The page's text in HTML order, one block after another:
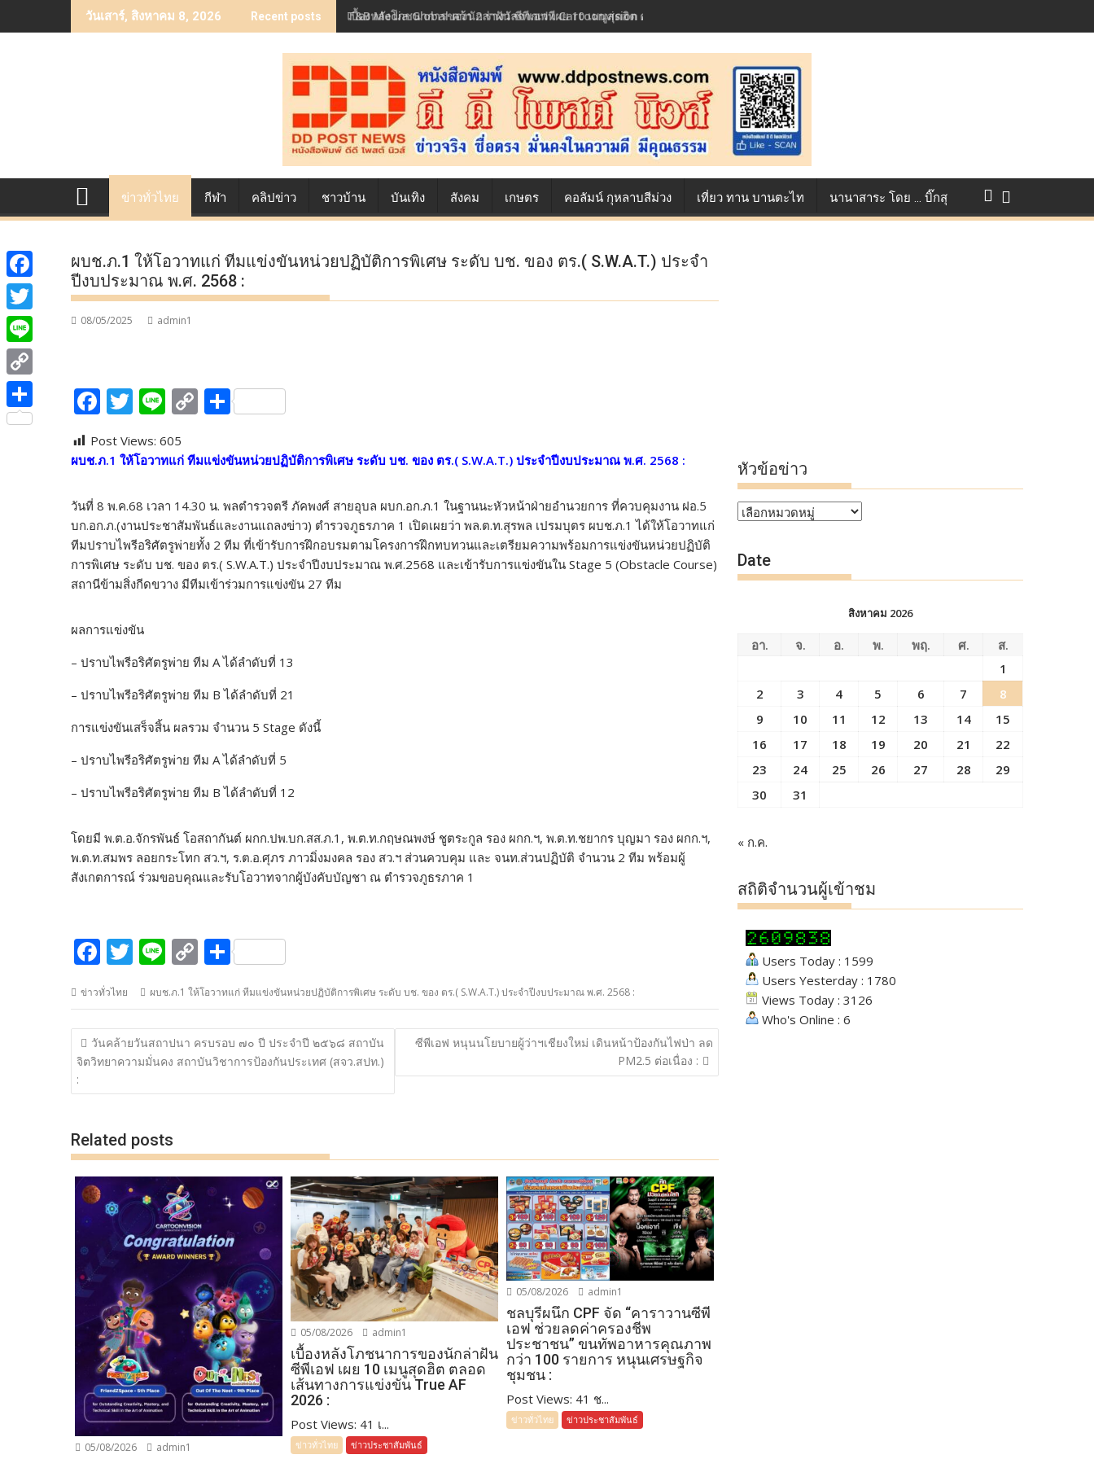
to
วันเสาร์, สิงหาคม 8, 2026 Recent posts เบื้องหลังโภชนาการของนักล่าฝัน ซีพีเอฟ เผย 10 เมนูสุดฮิต ตลอดเส้นทางการแข่งขัน True AF 2026 :
ข่าวทั่วไทย กีฬา คลิปข่าว ชาวบ้าน บันเทิง สังคม เกษตร คอลัมน์ กุหลาบสีม่วง เที่ยว ทาน บานตะไท นานาสาระ โดย … บิ๊กสุ
ผบช.ภ.1 ให้โอวาทแก่ ทีมแข่งขันหน่วยปฏิบัติการพิเศษ ระดับ บช. ของ ตร.( S.W.A.T.) ประจำ
ปีงบประมาณ พ.ศ. 2568 :
08/05/2025 admin1
F
e
o
o
k
T
itt
Li
e
C
p
Li
n
k
S
ar
Post Views: 605
ผบช.ภ.1 ให้โอวาทแก่ ทีมแข่งขันหน่วยปฏิบัติการพิเศษ ระดับ บช. ของ ตร.( S.W.A.T.) ประจำปีงบประมาณ พ.ศ. 2568 :
วันที่ 8 พ.ค.68 เวลา 14.30 น. พลตำรวจตรี ภัคพงศ์ สายอุบล ผบก.อก.ภ.1 ในฐานนะหัวหน้าฝ่ายอำนวยการ ที่ควบคุมงาน ฝอ.5
บก.อก.ภ.(งานประชาสัมพันธ์และงานแถลงข่าว) ตำรวจภูธรภาค 1 เปิดเผยว่า พล.ต.ท.สุรพล เปรมบุตร ผบช.ภ.1 ได้ให้โอวาทแก่
ทีมปราบไพรีอริศัตรูพ่ายทั้ง 2 ทีม ที่เข้ารับการฝึกอบรมตามโครงการฝึกทบทวนและเตรียมความพร้อมการแข่งขันหน่วยปฏิบัติ
การพิเศษ ระดับ บช. ของ ตร.( S.W.A.T.) ประจำปีงบประมาณ พ.ศ.2568 และเข้ารับการแข่งขันใน Stage 5 (Obstacle Course)
สถานีข้ามสิ่งกีดขวาง มีทีมเข้าร่วมการแข่งขัน 27 ทีม
ผลการแข่งขัน
– ปราบไพรีอริศัตรูพ่าย ทีม A ได้ลำดับที่ 13
– ปราบไพรีอริศัตรูพ่าย ทีม B ได้ลำดับที่ 21
การแข่งขันเสร็จสิ้น ผลรวม จำนวน 5 Stage ดังนี้
– ปราบไพรีอริศัตรูพ่าย ทีม A ได้ลำดับที่ 5
– ปราบไพรีอริศัตรูพ่าย ทีม B ได้ลำดับที่ 12
โดยมี พ.ต.อ.จักรพันธ์ โอสถากันต์ ผกก.ปพ.บก.สส.ภ.1, พ.ต.ท.กฤษณพงษ์ ชูตระกูล รอง ผกก.ฯ, พ.ต.ท.ชยากร บุญมา รอง ผกก.ฯ,
พ.ต.ท.สมพร ลอยกระโทก สว.ฯ, ร.ต.อ.ศุภร ภาวมิ่งมงคล รอง สว.ฯ ส่วนควบคุม และ จนท.ส่วนปฏิบัติ จำนวน 2 ทีม พร้อมผู้
สังเกตการณ์ ร่วมขอบคุณและรับโอวาทจากผู้บังคับบัญชา ณ ตำรวจภูธรภาค 1
F
ac
e
b
o
T
itt
er
Li
e
C
o
p
y
Li
S
ar
e
ข่าวทั่วไทย ผบช.ภ.1 ให้โอวาทแก่ ทีมแข่งขันหน่วยปฏิบัติการพิเศษ ระดับ บช. ของ ตร.( S.W.A.T.) ประจำปีงบประมาณ พ.ศ. 2568 :
แนะแนว
เรื่อง
วันคล้ายวันสถาปนา ครบรอบ ๗๐ ปี ประจำปี ๒๕๖๘ สถาบัน
จิตวิทยาความมั่นคง สถาบันวิชาการป้องกันประเทศ (สจว.สปท.)
:
ซีพีเอฟ หนุนนโยบายผู้ว่าฯเชียงใหม่ เดินหน้าป้องกันไฟป่า ลด
PM2.5 ต่อเนื่อง :
Related posts
05/08/2026 admin1
05/08/2026 admin1
เบื้องหลังโภชนาการของนักล่าฝัน
ซีพีเอฟ เผย 10 เมนูสุดฮิต ตลอด
เส้นทางการแข่งขัน True AF
2026 :
Post Views: 41 เ...
ข่าวทั่วไทย ข่าวประชาสัมพันธ์
05/08/2026 admin1
ชลบุรีผนึก CPF จัด “คาราวานซีพี
เอฟ ช่วยลดค่าครองชีพ
ประชาชน” ขนทัพอาหารคุณภาพ
กว่า 100 รายการ หนุนเศรษฐกิจ
ชุมชน :
Post Views: 41 ช...
ข่าวทั่วไทย ข่าวประชาสัมพันธ์
หัวข้อข่าว
หัวข้อ
Date
สิงหาคม 2026
อา. จ. อ. พ. พฤ. ศ.
ส.
1
2
3 4 5 6 7
8
9
10 11 12 13 14
15
16
17 18 19 20 21
22
23
24 25 26 27 28
29
30
31
« ก.ค.
สถิติจำนวนผู้เข้าชม
Users Today : 1599
Users Yesterday : 1780
Views Today : 3126
Who's Online : 6
F
a
c
e
b
o
T
w
i
t
t
L
i
n
C
o
S